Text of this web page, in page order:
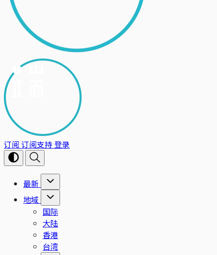
订阅 订阅支持登录
最新
地域
国际
大陆
香港
台湾